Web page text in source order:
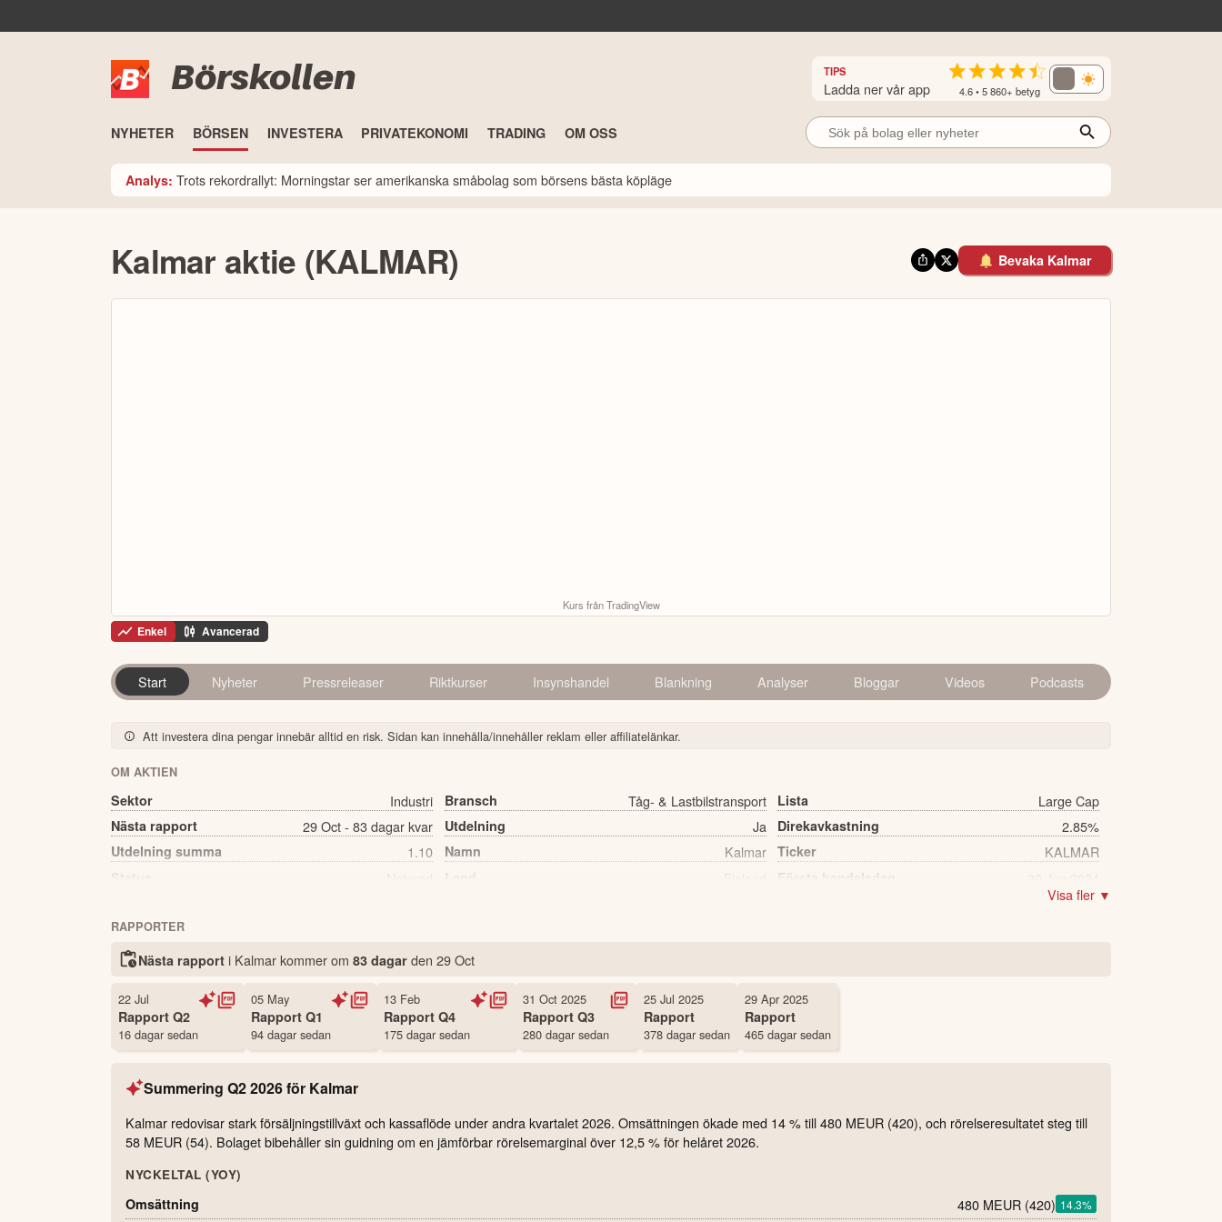
Börskollen TIPS
Ladda ner vår app 4.6 • 5 860+ betyg
NYHETER BÖRSEN INVESTERA PRIVATEKONOMI TRADING OM OSS
Analys: Trots rekordrallyt: Morningstar ser amerikanska småbolag som börsens bästa köpläge
Kalmar aktie (KALMAR) Bevaka Kalmar
Kurs från TradingView
Enkel Avancerad
Start Nyheter Pressreleaser Riktkurser Insynshandel Blankning Analyser Bloggar Videos Podcasts
Att investera dina pengar innebär alltid en risk. Sidan kan innehålla/innehåller reklam eller affiliatelänkar.
OM AKTIEN
Sektor Industri Bransch Tåg- & Lastbilstransport Lista Large Cap
Nästa rapport 29 Oct - 83 dagar kvar Utdelning Ja Direkavkastning 2.85%
Utdelning summa 1.10 Namn Kalmar Ticker KALMAR
Status Noterad Land Finland Första handelsdag 30 Jun 2024
13,911 st
Källa:Börsdata
Visa fler ▼
RAPPORTER
Nästa rapport i Kalmar kommerom 83 dagar den 29 Oct
22 Jul
Rapport Q2
16 dagar sedan
05 May
Rapport Q1
94 dagar sedan
13 Feb
Rapport Q4
175 dagar sedan
31 Oct 2025
Rapport Q3
280 dagar sedan
25 Jul 2025
Rapport
378 dagar sedan
29 Apr 2025
Rapport
465 dagar sedan
Summering Q2 2026för Kalmar
Kalmar redovisar stark försäljningstillväxt och kassaflöde under andra kvartalet 2026. Omsättningen ökade med 14 % till 480 MEUR (420), och rörelseresultatet steg till
58 MEUR (54). Bolaget bibehåller sin guidning om en jämförbar rörelsemarginal över 12,5 % för helåret 2026.
NYCKELTAL (YOY)
Omsättning 480 MEUR (420) 14.3%